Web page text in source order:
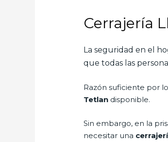
Cerrajería
La seguridad en el
que todas las
Razón suficiente por
Tetlan disponible.
Sin embargo, en la
necesitar una